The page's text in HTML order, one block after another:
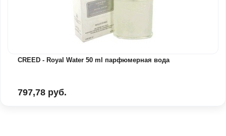
CREED - Royal Water 50 ml парфюмерная вода
797,78 руб.